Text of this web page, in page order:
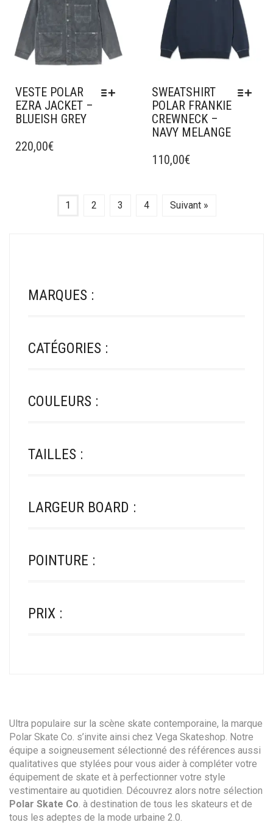
PEUVENT
ÊTRE
CHOISIES
SUR
LA
DU
PRODUIT
VESTE POLAR
EZRA JACKET –
BLUEISH GREY
PRODUIT
PAGE
220,00€
SWEATSHIRT
POLAR FRANKIE
CREWNECK –
NAVY MELANGE
PRODUIT
VARIATIONS.
110,00€
1 2 3 4 Suivant »
MARQUES :
CATÉGORIES :
COULEURS :
TAILLES :
LARGEUR BOARD :
POINTURE :
PRIX :
Ultra populaire sur la scène skate contemporaine, la marque
Polar Skate Co. s’invite ainsi chez Vega Skateshop. Notre
équipe a soigneusement sélectionné des références aussi
qualitatives que stylées pour vous aider à compléter votre
équipement de skate et à perfectionner votre style
vestimentaire au quotidien. Découvrez alors notre sélection
Polar Skate Co. à destination de tous les skateurs et de
tous les adeptes de la mode urbaine 2.0.